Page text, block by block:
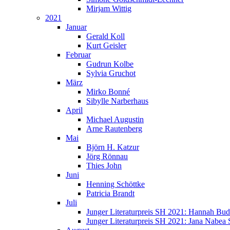
Mirjam Wittig
2021
Januar
Gerald Koll
Kurt Geisler
Februar
Gudrun Kolbe
Sylvia Gruchot
März
Mirko Bonné
Sibylle Narberhaus
April
Michael Augustin
Arne Rautenberg
Mai
Björn H. Katzur
Jörg Rönnau
Thies John
Juni
Henning Schöttke
Patricia Brandt
Juli
Junger Literaturpreis SH 2021: Hannah
Junger Literaturpreis SH 2021: Jana Nabea